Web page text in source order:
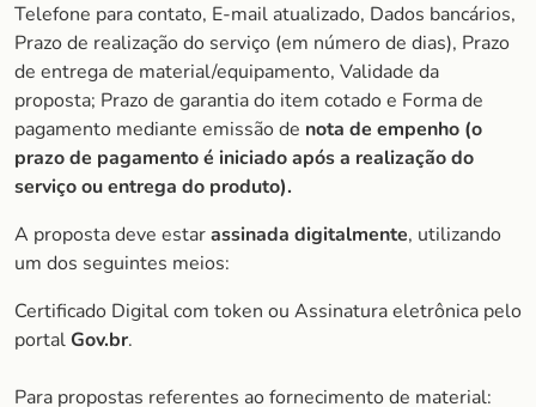
Telefone para contato, E-mail atualizado, Dados bancários,
Prazo de realização do serviço (em número de dias), Prazo
de entrega de material/equipamento, Validade da
proposta; Prazo de garantia do item cotado e Forma de
pagamento mediante emissão de nota de empenho (o
prazo de pagamento é iniciado após a realização do
serviço ou entrega do produto).
A proposta deve estarassinada digitalmente, utilizando
um dos seguintes meios:
Certificado Digital com token ou Assinatura eletrônica pelo
portalGov.br.
Para propostas referentes ao fornecimento de material: